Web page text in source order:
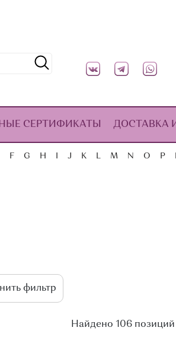
СЕРТИФИКАТЫ ДОСТАВКА
F G H J K L M N O P
Найдено 106 позиций